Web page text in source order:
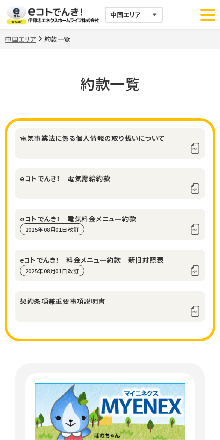
中国エリア> 約款一覧
約款一覧
電気事業法に係る個人情報の取り扱いについて
ｅコトでんき！ 電気需給約款
ｅコトでんき！ 電気料金メニュー約款
2025年08月01日改訂
eコトでんき！ 料金メニュー約款 新旧対照表
2025年08月01日改訂
契約条項兼重要事項説明書